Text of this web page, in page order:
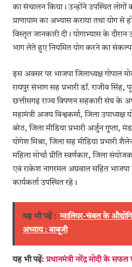
का संचालन किया। उन्होंने उपस्थित लोगों
प्राणायाम का अभ्यास कराया तथा योग से
विस्तृत जानकारी दी। योगाभ्यास के
भाग लेते हुए नियमित योग करने का संकल्प
इस अवसर पर भाजपा जिलाध्यक्ष गोपाल
रायपुर संभाग सह प्रभारी डॉ. राजीव सिंह,
छत्तीसगढ़ राज्य विपणन सहकारी संघ के
महामंत्री अजय विश्वकर्मा, जिला
बरेठ, जिला मीडिया प्रभारी अर्जुन गुप्ता,
योगेश मिश्रा, जिला सह मीडिया प्रभारी
महिला मोर्चा प्रीति स्वर्णकार, जिला
एवं राकेश नागरमल अग्रवाल सहित
कार्यकर्ता उपस्थित रहे।
यह भी पढ़ें : ग्वालियर-चंबल के
अध्याय : बाबूजी
यह भी पढ़ें: प्रधानमंत्री नरेंद्र मोदी के